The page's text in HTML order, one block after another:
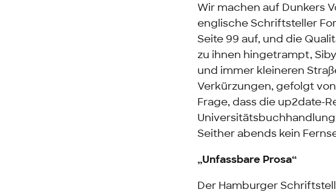
Wir machen auf Dunkers
englische Schriftsteller
Seite 99 auf, und die
zu ihnen hingetrampt,
und immer kleineren
Verkürzungen, gefolgt
Frage, dass die up2date-
Seither abends kein
„Unfassbare Prosa“
Der Hamburger